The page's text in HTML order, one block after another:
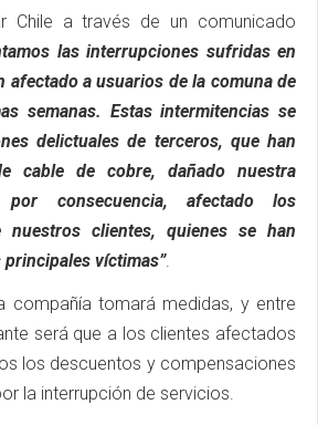
Chile a través de un comunicado
las interrupciones sufridas en
afectado a usuarios de la comuna de
semanas. Estas intermitencias se
delictuales de terceros, que han
cable de cobre, dañado nuestra
por consecuencia, afectado los
nuestros clientes, quienes se han
víctimas”.
compañía tomará medidas, y entre
será que a los clientes afectados
los descuentos y compensaciones
la interrupción de servicios.